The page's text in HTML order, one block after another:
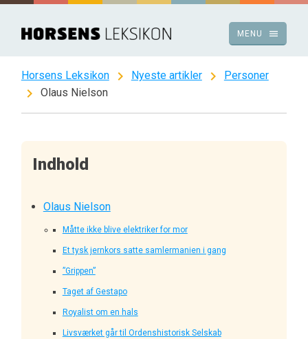
Spring
indhold
menu
MENU
Horsens Leksikon chevron_right Nyeste artikler chevron_right Personer
chevron_right Olaus Nielson
Indhold
Olaus Nielson
Måtte ikke blive elektriker for mor
Et tysk jernkors satte samlermanien i gang
”Grippen”
Taget af Gestapo
Royalist om en hals
Livsværket går til Ordenshistorisk Selskab